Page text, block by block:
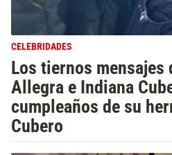
CELEBRIDADES
Los tiernos mensajes
Allegra e Indiana
cumpleaños de su
Cubero